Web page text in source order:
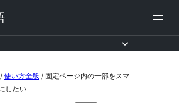
/ 使い方全般 / 固定ページ内の一部をスマ
したい